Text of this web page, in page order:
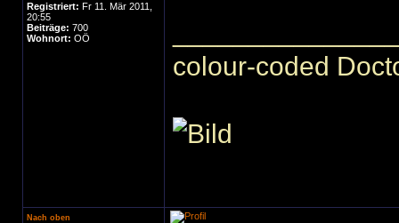
Registriert: Fr 11. Mär 2011,
20:55
Beiträge: 700
Wohnort: OÖ
colour-coded
Nach oben